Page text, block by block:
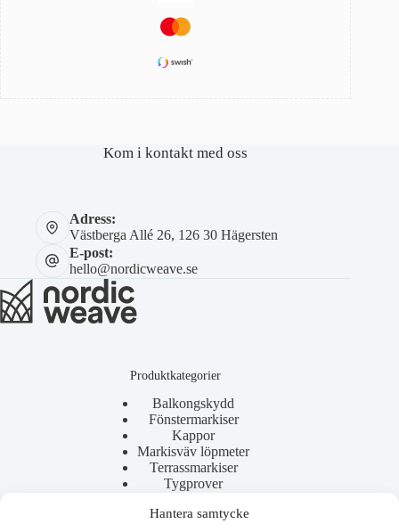
Hantera samtycke
Kom i kontakt med oss
Adress:
Västberga Allé 26, 126 30 Hägersten
E-post:
hello@nordicweave.se
Produktkategorier
Balkongskydd
Fönstermarkiser
Kappor
Markisväv löpmeter
Terrassmarkiser
Tygprover